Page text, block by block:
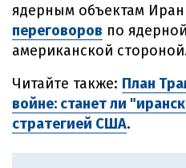
ядерным объектам Иран
переговоров по
американской
Читайте также: План
войне: станет ли
стратегией США.